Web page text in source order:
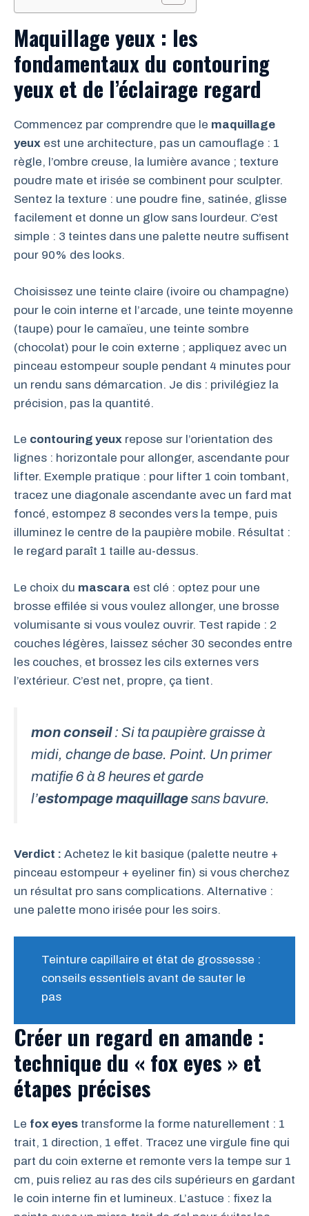
Maquillage yeux : les
fondamentaux du contouring
yeux et de l’éclairage regard
Commencez par comprendre que le maquillage
yeux est une architecture, pas un camouflage : 1
règle, l’ombre creuse, la lumière avance ; texture
poudre mate et irisée se combinent pour sculpter.
Sentez la texture : une poudre fine, satinée, glisse
facilement et donne un glow sans lourdeur. C’est
simple : 3 teintes dans une palette neutre suffisent
pour 90% des looks.
Choisissez une teinte claire (ivoire ou champagne)
pour le coin interne et l’arcade, une teinte moyenne
(taupe) pour le camaïeu, une teinte sombre
(chocolat) pour le coin externe ; appliquez avec un
pinceau estompeur souple pendant 4 minutes pour
un rendu sans démarcation. Je dis : privilégiez la
précision, pas la quantité.
Le contouring yeux repose sur l’orientation des
lignes : horizontale pour allonger, ascendante pour
lifter. Exemple pratique : pour lifter 1 coin tombant,
tracez une diagonale ascendante avec un fard mat
foncé, estompez 8 secondes vers la tempe, puis
illuminez le centre de la paupière mobile. Résultat :
le regard paraît 1 taille au-dessus.
Le choix du mascara est clé : optez pour une
brosse effilée si vous voulez allonger, une brosse
volumisante si vous voulez ouvrir. Test rapide : 2
couches légères, laissez sécher 30 secondes entre
les couches, et brossez les cils externes vers
l’extérieur. C’est net, propre, ça tient.
mon conseil: Si ta paupière graisse à
midi, change de base. Point. Un primer
matifie 6 à 8 heures et garde
l’estompage maquillagesans bavure.
Verdict : Achetez le kit basique (palette neutre +
pinceau estompeur + eyeliner fin) si vous cherchez
un résultat pro sans complications. Alternative :
une palette mono irisée pour les soirs.
Teinture capillaire et état de grossesse :
conseils essentiels avant de sauter le
pas
Créer un regard en amande :
technique du « fox eyes » et
étapes précises
Le fox eyes transforme la forme naturellement : 1
trait, 1 direction, 1 effet. Tracez une virgule fine qui
part du coin externe et remonte vers la tempe sur 1
cm, puis reliez au ras des cils supérieurs en gardant
le coin interne fin et lumineux. L’astuce : fixez la